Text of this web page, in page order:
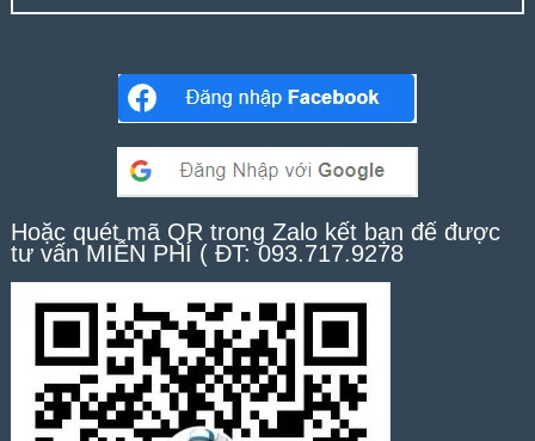
Hoặc quét mã QR trong Zalo kết bạn để được
tư vấn MIỄN PHÍ ( ĐT: 093.717.9278